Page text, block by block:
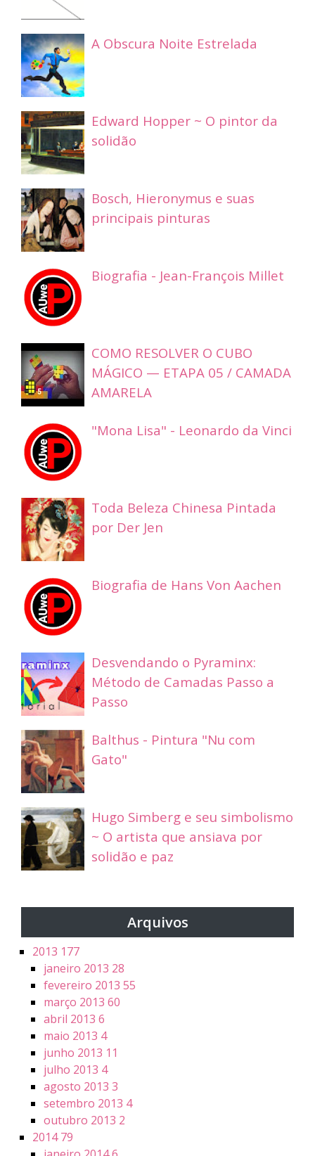
A Obscura Noite Estrelada
Edward Hopper ~ O pintor da
solidão
Bosch, Hieronymus e suas
principais pinturas
Biografia - Jean-François Millet
COMO RESOLVER O CUBO
MÁGICO — ETAPA 05 / CAMADA
AMARELA
"Mona Lisa" - Leonardo da Vinci
Toda Beleza Chinesa Pintada
por Der Jen
Biografia de Hans Von Aachen
Desvendando o Pyraminx:
Método de Camadas Passo a
Passo
Balthus - Pintura "Nu com
Gato"
Hugo Simberg e seu simbolismo
~ O artista que ansiava por
solidão e paz
Arquivos
2013 177
janeiro 2013 28
fevereiro 2013 55
março 2013 60
abril 2013 6
maio 2013 4
junho 2013 11
julho 2013 4
agosto 2013 3
setembro 2013 4
outubro 2013 2
201479